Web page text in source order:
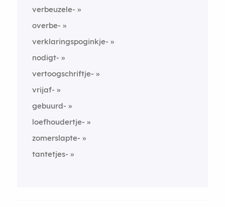
verbeuzele-
overbe-
verklaringspoginkje-
nodigt-
vertoogschriftje-
vrijaf-
gebuurd-
loefhoudertje-
zomerslapte-
tantetjes-